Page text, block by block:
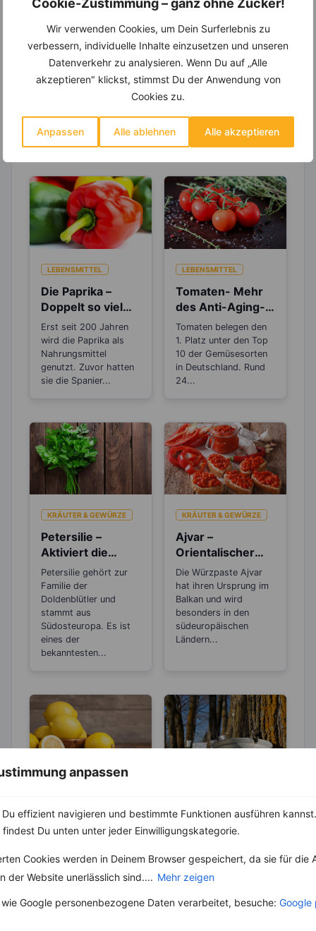
Cookie-Zustimmung – ganz ohne Zucker!
Wir verwenden Cookies, um Dein Surferlebnis zu
verbessern, individuelle Inhalte einzusetzen und unseren
Datenverkehr zu analysieren. Wenn Du auf „Alle
akzeptieren" klickst, stimmst Du der Anwendung von
Cookies zu.
Anpassen Alle ablehnen Alle akzeptieren
anpassen
effizient navigieren und bestimmte Funktionen ausführen
Du unten unter jeder Einwilligungskategorie.
Cookies werden in Deinem Browser gespeichert, da sie für die
der Website unerlässlich sind.... Mehr zeigen
Google personenbezogene Daten verarbeitet, besuche: Google
viele hilfreiche und zeitsparende Möglichkeiten,
um Deine Ernährung optimal zu gestalten.
Erfahre mehr über die Zutaten
dieses Rezepts
LEBENSMITTEL
Die Paprika –
Doppelt so viel
Vitamin C, wie die
Zitrone
Erst seit 200 Jahren
wird die Paprika als
Nahrungsmittel
genutzt. Zuvor hatten
sie die Spanier...
LEBENSMITTEL
Tomaten- Mehr
des Anti-Aging-
Stoffs Lycopin
durchs
Einkochen?
Tomaten belegen den
1. Platz unter den Top
10 der Gemüsesorten
in Deutschland. Rund
24...
KRÄUTER & GEWÜRZE
Petersilie –
Aktiviert die
Entgiftungsarbeit
von Niere und
Blase
Petersilie gehört zur
Familie der
Doldenblütler und
stammt aus
Südosteuropa. Es ist
eines der
bekanntesten...
KRÄUTER & GEWÜRZE
Ajvar –
Orientalischer
Gemüsekaviar
aus Paprika
Die Würzpaste Ajvar
hat ihren Ursprung im
Balkan und wird
besonders in den
südeuropäischen
Ländern...
Sind Zitronen
sauer oder
zu 100 % auch schon
den Spruch „Sauer
gehört....
Ahornsirup – bis
zu 40 % weniger
Kalorien als
Zucker
und Amerika gehört
der Ahornsirup bzw.
Maple Syrup wohl zu
den Klassikern,...